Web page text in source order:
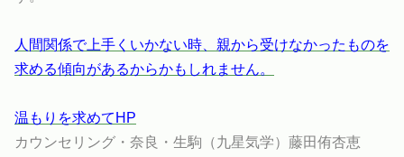
人間関係で上手くいかない時、親から受けなかったものを
求める傾向があるからかもしれません。
温もりを求めてHP
カウンセリング・奈良・生駒（九星気学）藤田侑杏恵